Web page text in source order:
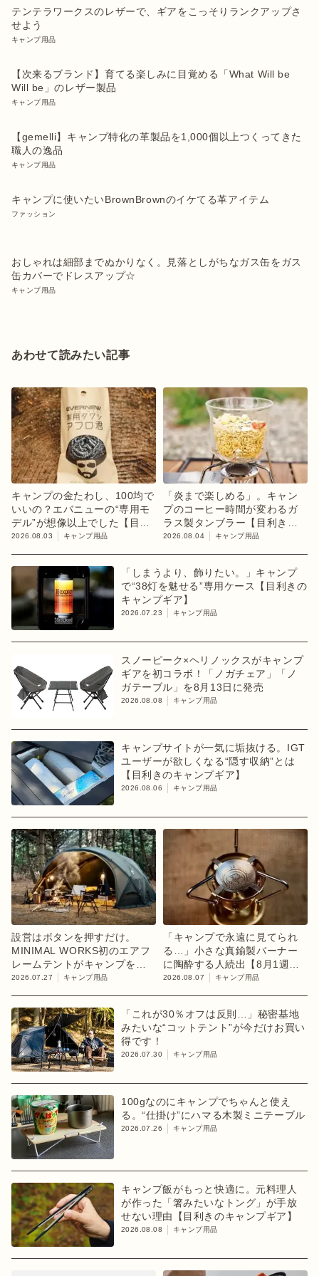
テンテラワークスのレザーで、ギアをこっそりランクアップさ
せよう
キャンプ用品
【次来るブランド】育てる楽しみに目覚める「What Will be
Will be」のレザー製品
キャンプ用品
【gemelli】キャンプ特化の革製品を1,000個以上つくってきた
職人の逸品
キャンプ用品
キャンプに使いたいBrownBrownのイケてる革アイテム
ファッション
おしゃれは細部までぬかりなく。見落としがちなガス缶をガス
缶カバーでドレスアップ☆
キャンプ用品
あわせて読みたい記事
キャンプの金たわし、100均で
いいの？エバニューの“専用モ
デル”が想像以上でした【目利
きのキャンプギア】
2026.08.03 キャンプ用品
「炎まで楽しめる」。キャン
プのコーヒー時間が変わるガ
ラス製タンブラー【目利きの
キャンプギア】
2026.08.04 キャンプ用品
「しまうより、飾りたい。」キャンプ
で“38灯を魅せる”専用ケース【目利きの
キャンプギア】
2026.07.23 キャンプ用品
スノーピーク×ヘリノックスがキャンプ
ギアを初コラボ！「ノガチェア」「ノ
ガテーブル」を8月13日に発売
2026.08.08 キャンプ用品
キャンプサイトが一気に垢抜ける。IGT
ユーザーが欲しくなる“隠す収納”とは
【目利きのキャンプギア】
2026.08.06 キャンプ用品
設営はボタンを押すだけ。
MINIMAL WORKS初のエアフ
レームテントがキャンプを変
えるかも
2026.07.27 キャンプ用品
「キャンプで永遠に見てられ
る…」小さな真鍮製バーナー
に陶酔する人続出【8月1週ラ
ンキング】
2026.08.07 キャンプ用品
「これが30％オフは反則…」秘密基地
みたいな“コットテント”が今だけお買い
得です！
2026.07.30 キャンプ用品
100gなのにキャンプでちゃんと使え
る。“仕掛け”にハマる木製ミニテーブル
2026.07.26 キャンプ用品
キャンプ飯がもっと快適に。元料理人
が作った「箸みたいなトング」が手放
せない理由【目利きのキャンプギア】
2026.08.08 キャンプ用品